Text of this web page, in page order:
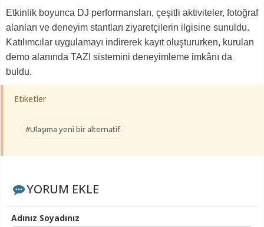
Etkinlik boyunca DJ performansları, çeşitli aktiviteler, fotoğraf
alanları ve deneyim stantları ziyaretçilerin ilgisine sunuldu.
Katılımcılar uygulamayı indirerek kayıt oluştururken, kurulan
demo alanında TAZI sistemini deneyimleme imkânı da
buldu.
Etiketler
#Ulaşıma yeni bir alternatif
YORUM EKLE
Adınız Soyadınız